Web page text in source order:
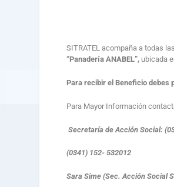
SITRATEL acompaña a todas
“Panadería ANABEL”, ubicada
Para recibir el Beneficio debes
Para Mayor Información
Secretaría de Acción Social:
(0341) 152- 532012
Sara Sime (Sec. Acción Social